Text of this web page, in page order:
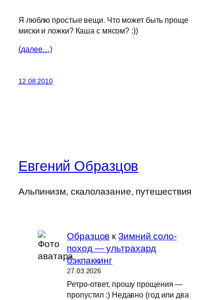
Я люблю простые вещи. Что может быть проще
миски и ложки? Каша с мясом? :))
(далее…)
12.08.2010
Евгений Образцов
Альпинизм, скалолазание, путешествия
Образцов кЗимний соло-
поход — ультрахард
бэкпаккинг
27.03.2026
Ретро-ответ, прошу прощения —
пропустил :) Недавно (год или два